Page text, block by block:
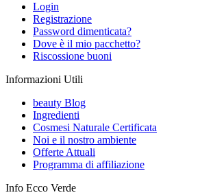
Login
Registrazione
Password dimenticata?
Dove è il mio pacchetto?
Riscossione buoni
Informazioni Utili
beauty Blog
Ingredienti
Cosmesi Naturale Certificata
Noi e il nostro ambiente
Offerte Attuali
Programma di affiliazione
Info Ecco Verde